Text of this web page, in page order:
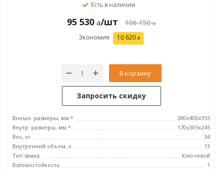
Есть в наличии
95 530 /шт 106 150
Экономия 10 620
В корзину
Запросить скидку
Внешн. размеры, мм *
280х400х355
Внутр. размеры, мм *
170х305х245
Вес, кг
34
Внутренний объем, л
13
Тип замка
Ключевой
Взломостойкость
1